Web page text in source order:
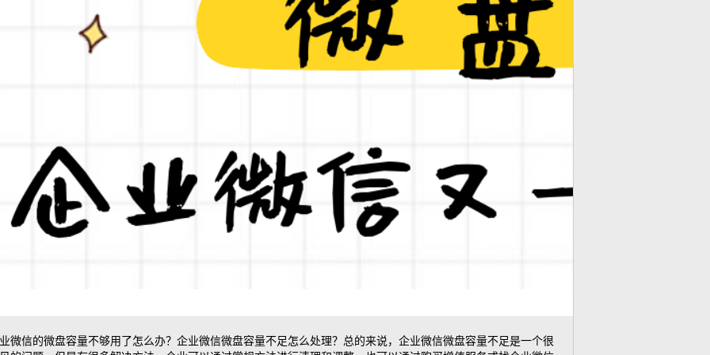
微信的微盘容量不够用了怎么办？企业微信微盘容量不足怎么处理？ 总的来说，企业微信微盘容量不足是一个很